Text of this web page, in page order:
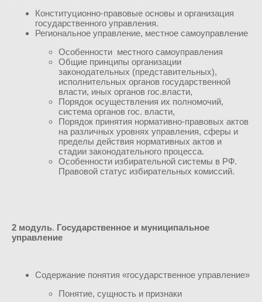
Конституционно-правовые основы и организация
государственного управления.
Региональное управление, местное самоуправление
Особенности местного самоуправления
Общие принципы организации
законодательных (представительных),
исполнительных органов государственной
власти, иных органов гос.власти,
Порядок осуществления их полномочий,
система органов гос. власти,
Порядок принятия нормативно-правовых актов
на различных уровнях управления, сферы и
пределы действия нормативных актов и
стадии законодательного процесса.
Особенности избирательной системы в РФ.
Правовой статус избирательных комиссий.
2 модуль. Государственное и муниципальное
управление
Содержание понятия «государственное управление»
Понятие, сущность и признаки